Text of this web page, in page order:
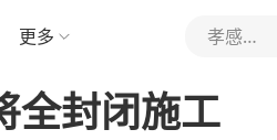
更多 孝感槐荫论坛
全封闭施工